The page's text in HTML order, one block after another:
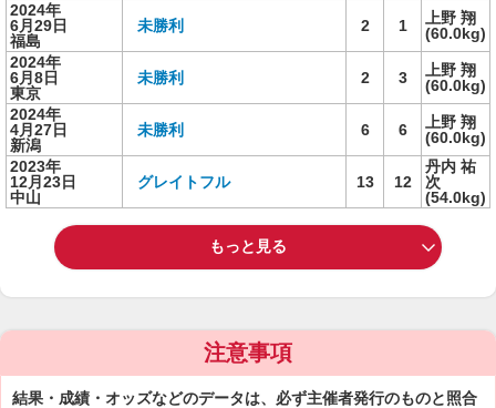
2024年
6月29日
福島
未勝利 2 1
上野 翔
(60.0kg)
2024年
6月8日
東京
未勝利 2 3
上野 翔
(60.0kg)
2024年
4月27日
新潟
未勝利 6 6
上野 翔
(60.0kg)
2023年
12月23日
中山
グレイトフル 13 12
丹内 祐
次
(54.0kg)
もっと見る
注意事項
結果・成績・オッズなどのデータは、必ず主催者発行のものと照合